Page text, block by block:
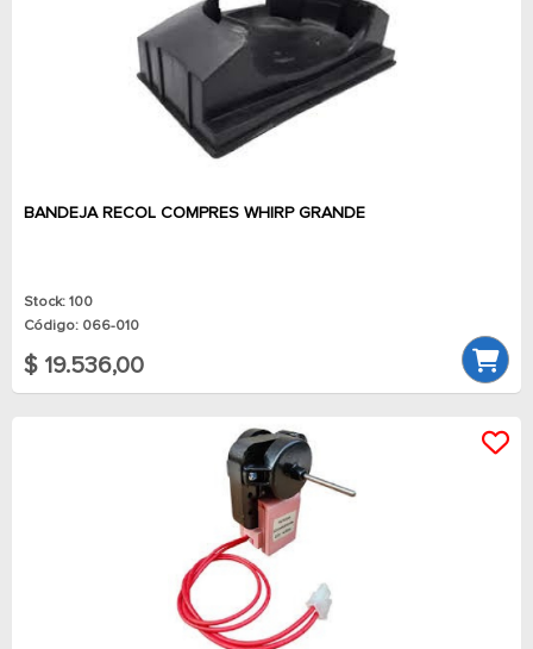
BANDEJA RECOL COMPRES WHIRP GRANDE
Stock: 100
Código: 066-010
$ 19.536,00